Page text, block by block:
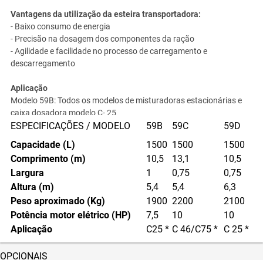
Vantagens da utilização da esteira transportadora:
- Baixo consumo de energia
- Precisão na dosagem dos componentes da ração
- Agilidade e facilidade no processo de carregamento e
descarregamento
Aplicação
Modelo 59B: Todos os modelos de misturadoras estacionárias e
caixa dosadora modelo C- 25
Modelo 59C: Caixas dosadoras modelos C – 46 e C – 75
ESPECIFICAÇÕES / MODELO 59B 59C
59D
Capacidade (L)
1500 1500
1500
Comprimento (m)
10,5 13,1
10,5
Largura
1 0,75
0,75
Altura (m)
5,4 5,4
6,3
Peso aproximado (Kg)
1900 2200
2100
Potência motor elétrico (HP)
7,5 10
10
Aplicação
C25 * C 46/C75 * C 25 *
OPCIONAIS